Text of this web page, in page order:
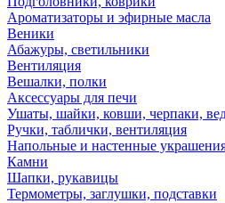
Ароматизаторы и эфирные масла
Веники
Абажуры, светильники
Вентиляция
Вешалки, полки
Аксессуары для печи
Ушаты, шайки, ковши, черпаки,
Ручки, таблички, вентиляция
Напольные и настенные
Камни
Шапки, рукавицы
Термометры, заглушки, подставки